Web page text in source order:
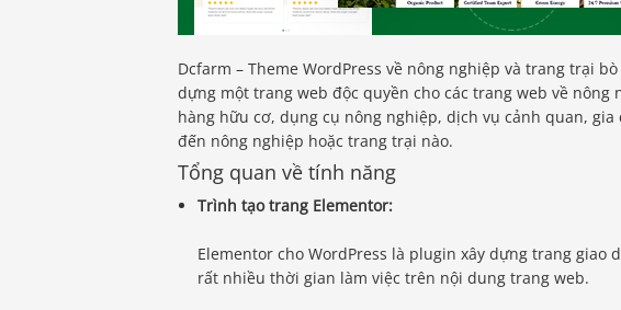
Dcfarm – Theme WordPress về nông nghiệp và trang trại
dựng một trang web độc quyền cho các trang web về
hàng hữu cơ, dụng cụ nông nghiệp, dịch vụ cảnh quan,
đến nông nghiệp hoặc trang trại nào.
Tổng quan về tính năng
Trình tạo trang Elementor:
Elementor cho WordPress là plugin xây dựng trang
rất nhiều thời gian làm việc trên nội dung trang web.